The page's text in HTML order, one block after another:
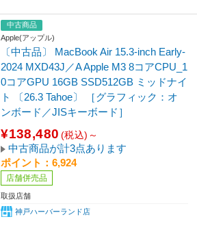
中古商品
Apple(アップル)
〔中古品〕 MacBook Air 15.3-inch Early-
2024 MXD43J／A Apple M3 8コアCPU_1
0コアGPU 16GB SSD512GB ミッドナイ
ト 〔26.3 Tahoe〕 ［グラフィック：オ
ンボード／JISキーボード］
¥138,480 (税込)～
中古商品が計3点あります
ポイント：6,924
店舗併売品
取扱店舗
神戸ハーバーランド店